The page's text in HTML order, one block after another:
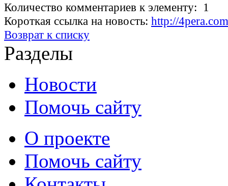
Количество комментариев к элементу: 1
Короткая ссылка на новость: http://
Возврат к списку
Разделы
Новости
Помочь сайту
О проекте
Помочь сайту